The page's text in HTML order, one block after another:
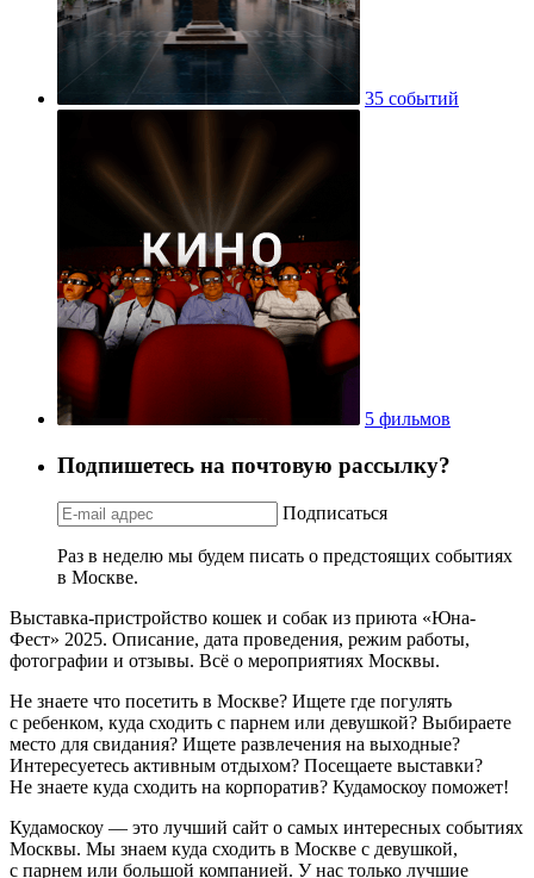
35 событий
5 фильмов
Подпишетесь на почтовую рассылку?
Подписаться
Раз в неделю мы будем писать о предстоящих событиях
в Москве.
Выставка-пристройство кошек и собак из приюта «Юна-
Фест» 2025. Описание, дата проведения, режим работы,
фотографии и отзывы. Всё о мероприятиях Москвы.
Не знаете что посетить в Москве? Ищете где погулять
с ребенком, куда сходить с парнем или девушкой? Выбираете
место для свидания? Ищете развлечения на выходные?
Интересуетесь активным отдыхом? Посещаете выставки?
Не знаете куда сходить на корпоратив? Кудамоскоу поможет!
Кудамоскоу — это лучший сайт о самых интересных событиях
Москвы. Мы знаем куда сходить в Москве с девушкой,
с парнем или большой компанией. У нас только лучшие